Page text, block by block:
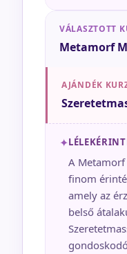
VÁLASZTOTT
Metamorf
AJÁNDÉK
✦
A Metamorf
finom
amely az
belső